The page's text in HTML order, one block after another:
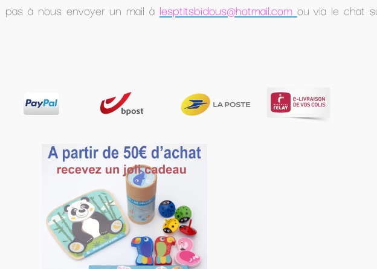
àlesptitsbidous@hotmail.com ou via le chat sur le site nous vous